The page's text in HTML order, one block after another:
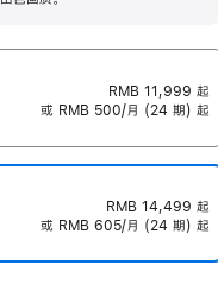
RMB 11,999 起
或 RMB 500/月 (24 期) 起
RMB 14,499 起
或 RMB 605/月 (24 期) 起